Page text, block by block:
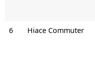
6
Hiace Commuter